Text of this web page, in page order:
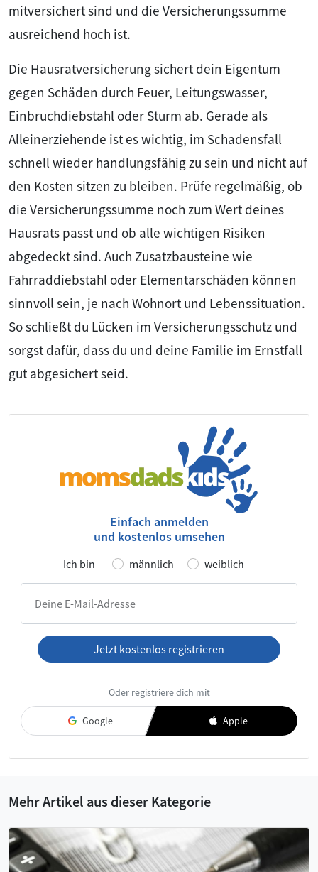
mitversichert sind und die Versicherungssumme
ausreichend hoch ist.
Die Hausratversicherung sichert dein Eigentum
gegen Schäden durch Feuer, Leitungswasser,
Einbruchdiebstahl oder Sturm ab. Gerade als
Alleinerziehende ist es wichtig, im Schadensfall
schnell wieder handlungsfähig zu sein und nicht auf
den Kosten sitzen zu bleiben. Prüfe regelmäßig, ob
die Versicherungssumme noch zum Wert deines
Hausrats passt und ob alle wichtigen Risiken
abgedeckt sind. Auch Zusatzbausteine wie
Fahrraddiebstahl oder Elementarschäden können
sinnvoll sein, je nach Wohnort und Lebenssituation.
So schließt du Lücken im Versicherungsschutz und
sorgst dafür, dass du und deine Familie im Ernstfall
gut abgesichert seid.
Einfach anmelden
und kostenlos umsehen
Ich bin männlich weiblich
Deine E-Mail-Adresse
Jetzt kostenlos registrieren
Oder registriere dich mit
Google Apple
Mehr Artikel aus dieser Kategorie